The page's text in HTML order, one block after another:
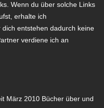
Wenn du über solche Links
erhalte ich
entstehen dadurch keine
verdiene ich an
März 2010 Bücher über und